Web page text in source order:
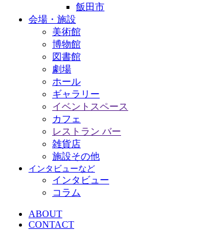
飯田市
会場・施設
美術館
博物館
図書館
劇場
ホール
ギャラリー
イベントスペース
カフェ
レストラン バー
雑貨店
施設その他
インタビューなど
インタビュー
コラム
ABOUT
CONTACT